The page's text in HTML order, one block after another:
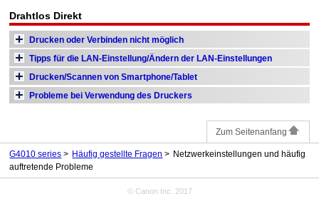
Drahtlos Direkt
Drucken oder Verbinden nicht möglich
Tipps für die LAN-Einstellung/Ändern der LAN-Einstellungen
Drucken/Scannen von Smartphone/Tablet
Probleme bei Verwendung des Druckers
Zum Seitenanfang
G4010 series Häufig gestellte Fragen
Netzwerkeinstellungen und häufig
auftretende Probleme
© Canon Inc. 2017